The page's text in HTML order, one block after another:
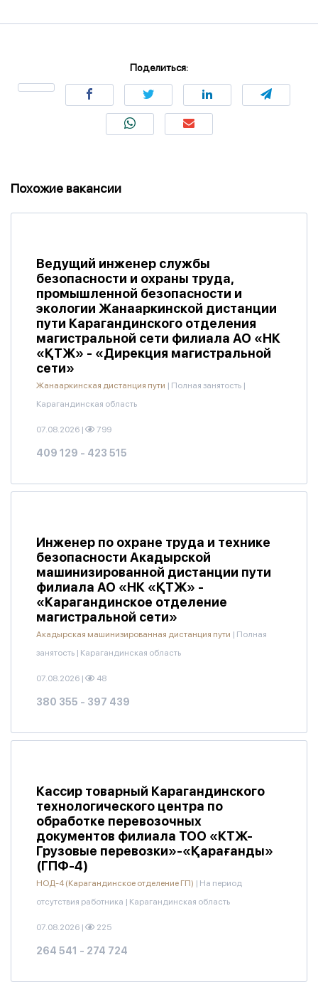
Поделиться:
Похожие вакансии
Ведущий инженер службы
безопасности и охраны труда,
промышленной безопасности и
экологии Жанааркинской дистанции
пути Карагандинского отделения
магистральной сети филиала АО «НК
«ҚТЖ» - «Дирекция магистральной
сети»
Жанааркинская дистанция пути | Полная занятость |
Карагандинская область
07.08.2026 | 799
409 129 - 423 515
Инженер по охране труда и технике
безопасности Акадырской
машинизированной дистанции пути
филиала АО «НК «ҚТЖ» -
«Карагандинское отделение
магистральной сети»
Акадырская машинизированная дистанция пути | Полная
занятость | Карагандинская область
07.08.2026 | 48
380 355 - 397 439
Кассир товарный Карагандинского
технологического центра по
обработке перевозочных
документов филиала ТОО «КТЖ-
Грузовые перевозки»-«Қарағанды»
(ГПФ-4)
НОД-4 (Карагандинское отделение ГП) | На период
отсутствия работника | Карагандинская область
07.08.2026 | 225
264 541 - 274 724